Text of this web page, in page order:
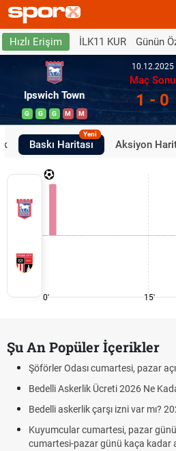
Hızlı Erişim İLK11 KUR Günün
Ipswich Town
G G G M M
10.12.2025
Maç Sonu
1 - 0
Baskı Haritası
Yeni
Aksiyon
0' 15'
Şu An Popüler İçerikler
Şöförler Odası cumartesi, pazar
Bedelli Askerlik Ücreti 2026 Ne
Bedelli askerlik çarşı izni var mı?
Kuyumcular cumartesi, pazar
cumartesi-pazar günü kaça kadar